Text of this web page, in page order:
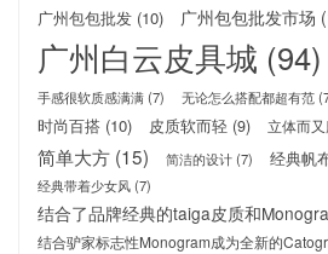
广州包包批发 (10) 广州包包批发市场
广州白云皮具城 (94)
手感很软质感满满(7) 无论怎么搭配都超有范
时尚百搭 (10) 皮质软而轻 (9) 立体而
简单大方 (15) 简洁的设计(7) 经典帆
经典带着少女风(7)
结合了品牌经典的taiga皮质和
结合驴家标志性Monogram成为全新的